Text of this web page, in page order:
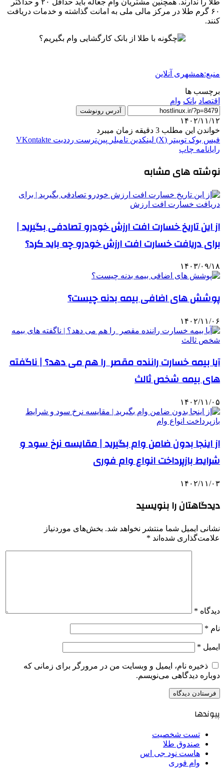
طلا را ندارند. همچنین مشتریان وام جعاله باید حداقل ۲۰ و حداکثر
۶۰ گرم طلا در مرکز مالی ملی به امانت گذاشته و خدمات دریافت
کنند.
منبع:همشهری آنلاین
برچسب ها
اقتصاد بانک وام
آدرس رونوشت
۱۴۰۲/۱۱/۱۲
خواندن این مطلب 3 دقیقه زمان میبرد
فیس بوک توییتر (X) لینکدین ‫تامبلر ‫پین‌ترست ‫رددیت ‫VKontakte
رایانامه چاپ
نوشته های مشابه
از این تاریخ خسارت افت ارزش خودرو تصادفی بگیرید |
برای دریافت خسارت افت ارزش خودرو چه باید کرد؟
۱۴۰۳/۰۹/۱۸
پوشش‌ های اضافی بیمه بدنه چیست؟
۱۴۰۲/۱۱/۰۶
آیا بیمه خسارت راننده مقصر را هم می‌ دهد؟ | ناگفته‌
های بیمه شخص ثالث
۱۴۰۲/۱۱/۰۵
از اینجا بدون ضامن وام بگیرید | مقایسه نرخ سود و
شرایط بازپرداخت انواع وام فوری
۱۴۰۲/۱۱/۰۳
دیدگاهتان را بنویسید
نشانی ایمیل شما منتشر نخواهد شد. بخش‌های موردنیاز
علامت‌گذاری شده‌اند *
دیدگاه *
نام *
ایمیل *
ذخیره نام، ایمیل و وبسایت من در مرورگر برای زمانی که
دوباره دیدگاهی می‌نویسم.
پیوندها
تست شخصیت
صندوق طلا
هاست نود جی اس
وام فوری